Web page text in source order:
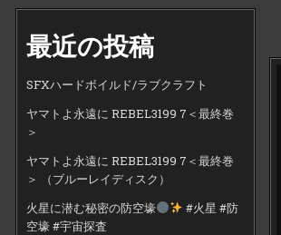
最近の投稿
SFXハードボイルド/ラブクラフト
ヤマトよ永遠に REBEL3199 7＜最終巻
＞
ヤマトよ永遠に REBEL3199 7＜最終巻
＞ （ブルーレイディスク）
火星に潜む秘密の防空壕
#火星 #防
空壕 #宇宙探査